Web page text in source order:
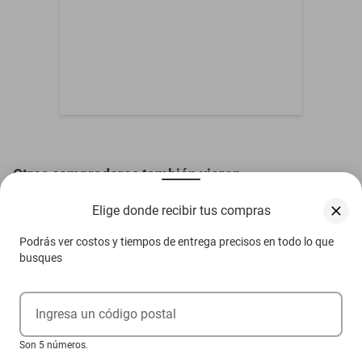
Elige donde recibir tus compras
Podrás ver costos y tiempos de entrega precisos en todo lo que
busques
Ingresa un código postal
Son 5 números.
Otros compradores también vieron